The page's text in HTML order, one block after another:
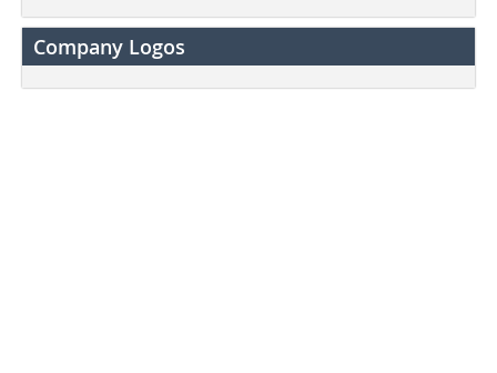
Company Logos